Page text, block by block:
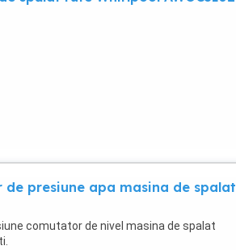
de presiune apa masina de spalat
comutator de nivel masina de spalat